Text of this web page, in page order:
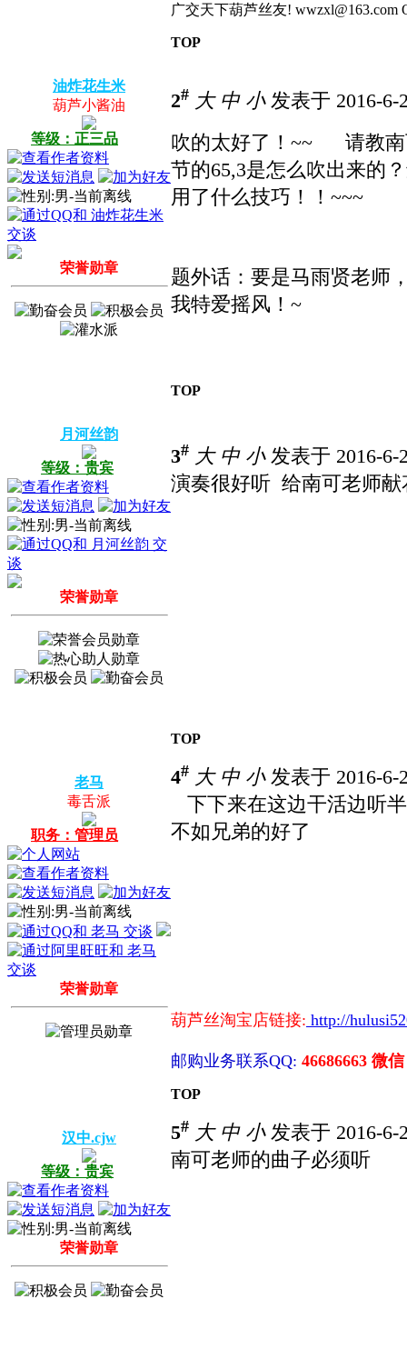
广交天下葫芦丝友! wwzxl@163.com
TOP
油炸花生米
葫芦小酱油
等级：正三品
荣誉勋章
2# 大 中 小发表于 2016-
吹的太好了！~~
请教
节的65,3是怎么吹出来的
用了什么技巧！！~~~
题外话：要是马雨贤老师
我特爱摇风！~
TOP
月河丝韵
等级：贵宾
荣誉勋章
3# 大 中 小发表于 2016-
演奏很好听 给南可老师献
TOP
老马
毒舌派
职务：管理员
荣誉勋章
4# 大 中 小发表于 2016-
下下来在这边干活边听
不如兄弟的好了
葫芦丝淘宝店链接: http://
邮购业务联系QQ: 46686663 微
TOP
汉中.cjw
等级：贵宾
荣誉勋章
5# 大 中 小发表于 2016-
南可老师的曲子必须听